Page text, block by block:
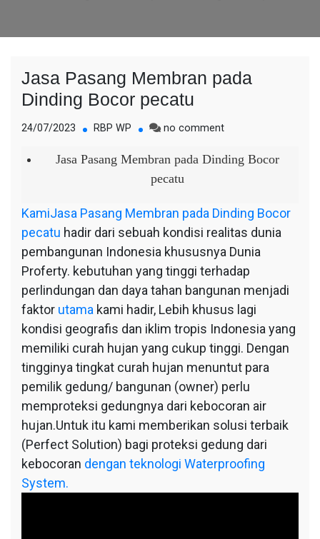
Jasa Pasang Membran pada
Dinding Bocor pecatu
24/07/2023 RBP WP no commenton
Pasang
Bocor
pecatu
Jasa Pasang Membran pada Dinding Bocor
pecatu
KamiJasa Pasang Membran pada Dinding Bocor
pecatu hadir dari sebuah kondisi realitas dunia
pembangunan Indonesia khususnya Dunia
Proferty. kebutuhan yang tinggi terhadap
perlindungan dan daya tahan bangunan menjadi
faktor utama kami hadir, Lebih khusus lagi
kondisi geografis dan iklim tropis Indonesia yang
memiliki curah hujan yang cukup tinggi. Dengan
tingginya tingkat curah hujan menuntut para
pemilik gedung/ bangunan (owner) perlu
memproteksi gedungnya dari kebocoran air
hujan.Untuk itu kami memberikan solusi terbaik
(Perfect Solution) bagi proteksi gedung dari
kebocoran dengan teknologi Waterproofing
System.